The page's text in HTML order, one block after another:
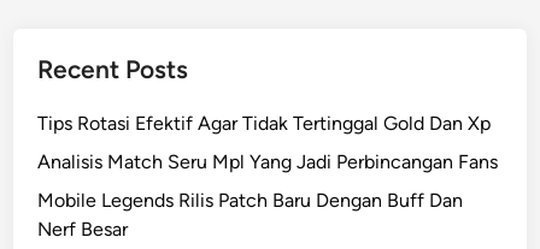
Recent Posts
Tips Rotasi Efektif Agar Tidak Tertinggal Gold Dan Xp
Analisis Match Seru Mpl Yang Jadi Perbincangan Fans
Mobile Legends Rilis Patch Baru Dengan Buff Dan
Nerf Besar